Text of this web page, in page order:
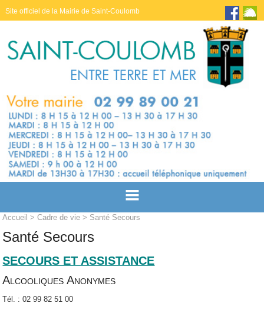
Site officiel de la Mairie de Saint-Coulomb
Accueil >Cadre de vie > Santé Secours
Santé Secours
SECOURS ET ASSISTANCE
Alcooliques Anonymes
Tél. : 02 99 82 51 00